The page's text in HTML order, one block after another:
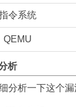
令系统
QEMU
析
分析一下这个漏